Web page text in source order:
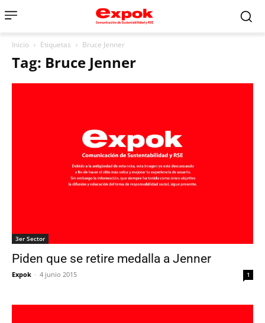
Inicio Etiquetas Bruce Jenner
Tag: Bruce Jenner
3er Sector
Piden que se retire medalla a Jenner
Expok - 4 junio 2015 1